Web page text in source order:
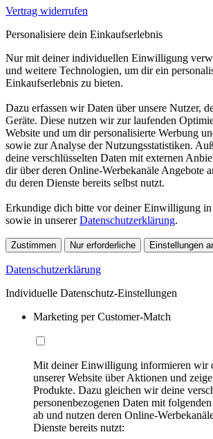
Vertrag widerrufen
Personalisiere dein Einkaufserlebnis
Nur mit deiner individuellen Einwilligung
und weitere Technologien, um dir ein
Einkaufserlebnis zu bieten.
Dazu erfassen wir Daten über unsere Nutzer,
Geräte. Diese nutzen wir zur laufenden
Website und um dir personalisierte Werbung
sowie zur Analyse der Nutzungsstatistiken.
deine verschlüsselten Daten mit externen
dir über deren Online-Werbekanäle Angebote
du deren Dienste bereits selbst nutzt.
Erkundige dich bitte vor deiner Einwilligung in
sowie in unsererDatenschutzerklärung.
Zustimmen Nur erforderliche Einstellungen
Datenschutzerklärung
Individuelle Datenschutz-Einstellungen
Marketing per Customer-Match
Mit deiner Einwilligung informieren wir
unserer Website über Aktionen und
Produkte. Dazu gleichen wir deine
personenbezogenen Daten mit
ab und nutzen deren Online-
Dienste bereits nutzt: